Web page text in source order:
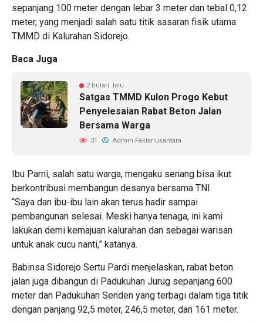
sepanjang 100 meter dengan lebar 3 meter dan tebal 0,12
meter, yang menjadi salah satu titik sasaran fisik utama
TMMD di Kalurahan Sidorejo.
Baca Juga
2 bulan lalu
Satgas TMMD Kulon Progo Kebut
Penyelesaian Rabat Beton Jalan
Bersama Warga
31 Admin Faktanusantara
Ibu Parni, salah satu warga, mengaku senang bisa ikut
berkontribusi membangun desanya bersama TNI.
“Saya dan ibu-ibu lain akan terus hadir sampai
pembangunan selesai. Meski hanya tenaga, ini kami
lakukan demi kemajuan kalurahan dan sebagai warisan
untuk anak cucu nanti,” katanya.
Babinsa Sidorejo Sertu Pardi menjelaskan, rabat beton
jalan juga dibangun di Padukuhan Jurug sepanjang 600
meter dan Padukuhan Senden yang terbagi dalam tiga titik
dengan panjang 92,5 meter, 246,5 meter, dan 161 meter.